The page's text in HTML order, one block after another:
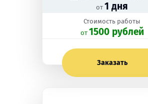
от 1 дня
Стоимость работы
oт 1500 рублей
Заказать